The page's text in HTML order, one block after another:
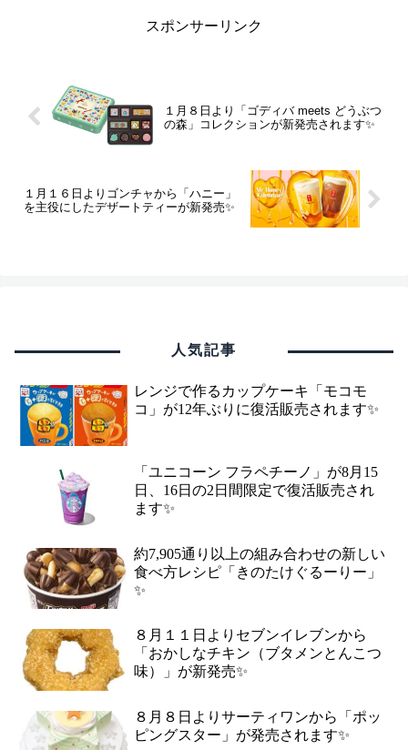
スポンサーリンク
１月８日より「ゴディバ meets どうぶつ
の森」コレクションが新発売されます✨
１月１６日よりゴンチャから「ハニー」
を主役にしたデザートティーが新発売✨
人気記事
レンジで作るカップケーキ「モコモ
コ」が12年ぶりに復活販売されます✨
「ユニコーン フラペチーノ」が8月15
日、16日の2日間限定で復活販売され
ます✨
約7,905通り以上の組み合わせの新しい
食べ方レシピ「きのたけぐるーりー」
✨
８月１１日よりセブンイレブンから
「おかしなチキン（ブタメンとんこつ
味）」が新発売✨
８月８日よりサーティワンから「ポッ
ピングスター」が発売されます✨